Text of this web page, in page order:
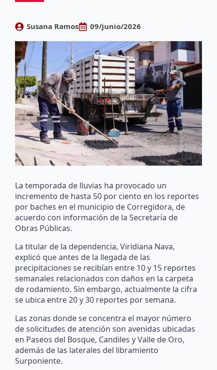
Susana Ramos 09/junio/2026
La temporada de lluvias ha provocado un
incremento de hasta 50 por ciento en los reportes
por baches en el municipio de Corregidora, de
acuerdo con información de la Secretaría de
Obras Públicas.
La titular de la dependencia, Viridiana Nava,
explicó que antes de la llegada de las
precipitaciones se recibían entre 10 y 15 reportes
semanales relacionados con daños en la carpeta
de rodamiento. Sin embargo, actualmente la cifra
se ubica entre 20 y 30 reportes por semana.
Las zonas donde se concentra el mayor número
de solicitudes de atención son avenidas ubicadas
en Paseos del Bosque, Candiles y Valle de Oro,
además de las laterales del libramiento
Surponiente.